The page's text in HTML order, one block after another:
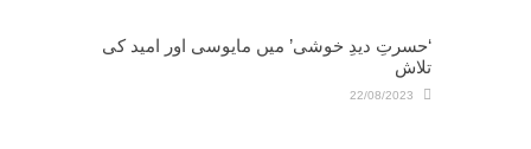
‘حسرتِ دیدِ خوشی’ میں مایوسی اور امید کی
تلاش‎
22/08/2023